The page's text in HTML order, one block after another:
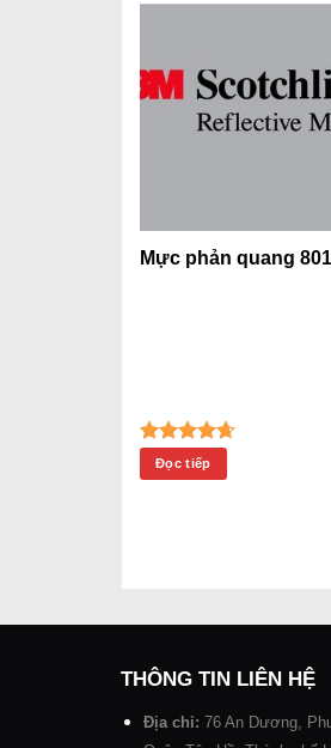
Mực phản quang
Được xếp
hạng4.67
Đọc tiếp
THÔNG TIN LIÊN HỆ
Địa chỉ: 76 An Dương,